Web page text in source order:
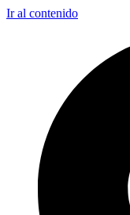
Ir al contenido